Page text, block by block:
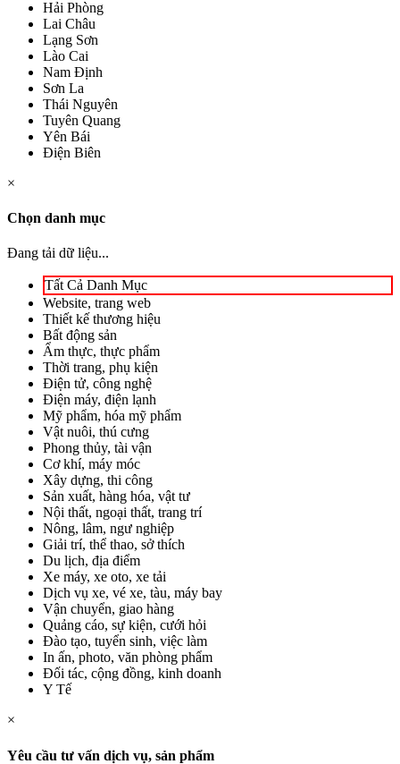
Hải Phòng
Lai Châu
Lạng Sơn
Lào Cai
Nam Định
Sơn La
Thái Nguyên
Tuyên Quang
Yên Bái
Điện Biên
×
Chọn danh mục
Đang tải dữ liệu...
Tất Cả Danh Mục
Website, trang web
Thiết kế thương hiệu
Bất động sản
Ẩm thực, thực phẩm
Thời trang, phụ kiện
Điện tử, công nghệ
Điện máy, điện lạnh
Mỹ phẩm, hóa mỹ phẩm
Vật nuôi, thú cưng
Phong thủy, tài vận
Cơ khí, máy móc
Xây dựng, thi công
Sản xuất, hàng hóa, vật tư
Nội thất, ngoại thất, trang trí
Nông, lâm, ngư nghiệp
Giải trí, thể thao, sở thích
Du lịch, địa điểm
Xe máy, xe oto, xe tải
Dịch vụ xe, vé xe, tàu, máy bay
Vận chuyển, giao hàng
Quảng cáo, sự kiện, cưới hỏi
Đào tạo, tuyển sinh, việc làm
In ấn, photo, văn phòng phẩm
Đối tác, cộng đồng, kinh doanh
Y Tế
×
Yêu cầu tư vấn dịch vụ, sản phẩm